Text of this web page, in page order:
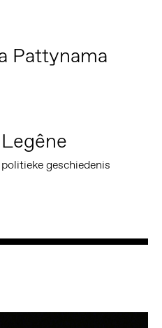
Pattynama
geschiedenis